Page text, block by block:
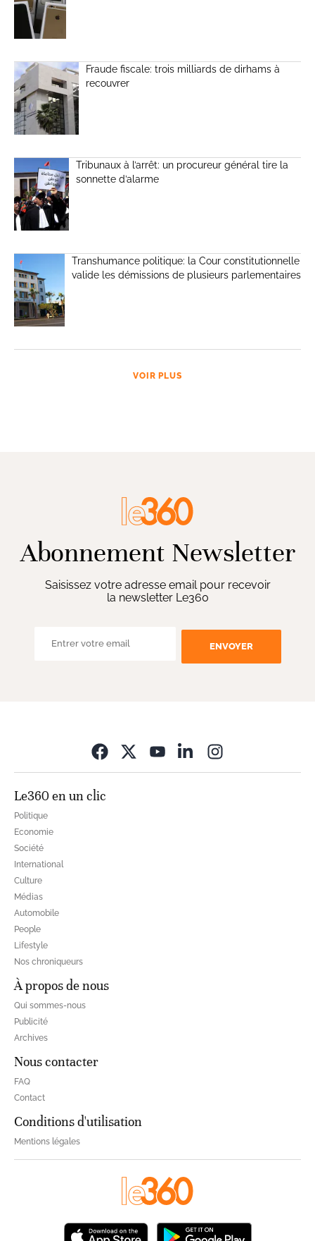
Fraude fiscale: trois milliards de dirhams à
recouvrer
Tribunaux à l’arrêt: un procureur général tire la
sonnette d’alarme
Transhumance politique: la Cour constitutionnelle
valide les démissions de plusieurs parlementaires
VOIR PLUS
Abonnement Newsletter
Saisissez votre adresse email pour recevoir
la newsletter Le360
ENVOYER
Le360 en un clic
Politique
Economie
Société
International
Culture
Médias
Automobile
People
Lifestyle
Nos chroniqueurs
À propos de nous
Qui sommes-nous
Publicité
Archives
Nous contacter
FAQ
Contact
Conditions d'utilisation
Mentions légales